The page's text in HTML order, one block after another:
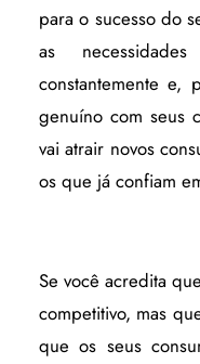
para o sucesso do
as
constantemente e,
genuíno com seus
vai atrair novos
os que já confiam
Se você acredita
competitivo, mas
que os seus